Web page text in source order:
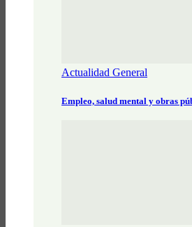
Actualidad General
Empleo, salud mental y obras